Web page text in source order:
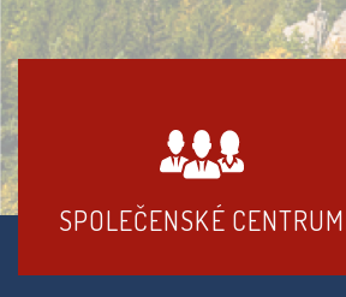
SPOLEČENSKÉ CENTRUM